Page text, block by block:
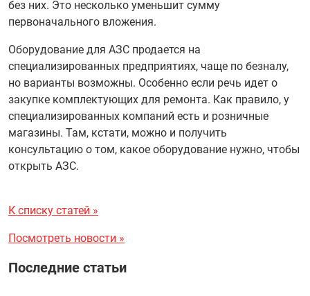
без них. Это несколько уменьшит сумму
первоначального вложения.
Оборудование для АЗС продается на
специализированных предприятиях, чаще по безналу,
но варианты возможны. Особенно если речь идет о
закупке комплектующих для ремонта. Как правило, у
специализированных компаний есть и розничные
магазины. Там, кстати, можно и получить
консультацию о том, какое оборудование нужно, чтобы
открыть АЗС.
К списку статей »
Посмотреть новости »
Последние статьи